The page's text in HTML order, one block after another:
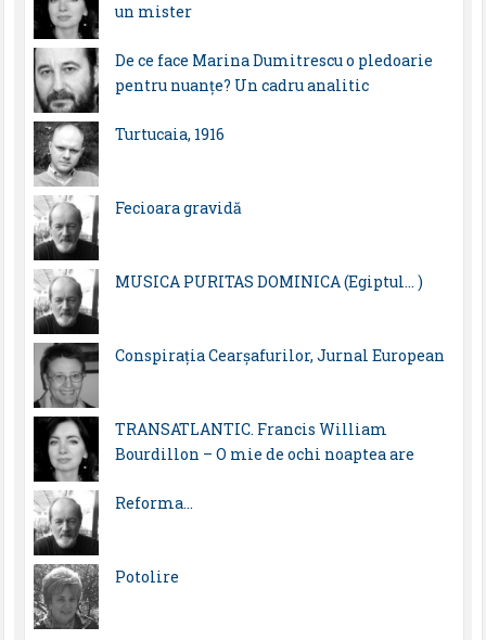
un mister
De ce face Marina Dumitrescu o pledoarie
pentru nuanțe? Un cadru analitic
Turtucaia, 1916
Fecioara gravidă
MUSICA PURITAS DOMINICA (Egiptul… )
Conspirația Cearșafurilor, Jurnal European
TRANSATLANTIC. Francis William
Bourdillon – O mie de ochi noaptea are
Reforma…
Potolire